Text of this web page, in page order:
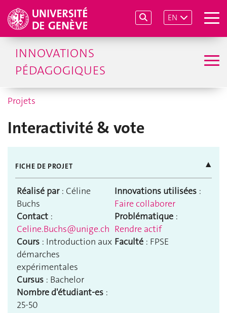
EN
INNOVATIONS
PÉDAGOGIQUES
Projets
Interactivité & vote
FICHE DE PROJET ▲
Réalisé par: Céline
Buchs
Contact :
Celine.Buchs@unige.ch
Cours : Introduction aux
démarches
expérimentales
Cursus : Bachelor
Nombre d'étudiant-es :
25-50
Innovations utilisées :
Faire collaborer
Problématique :
Rendre actif
Faculté : FPSE